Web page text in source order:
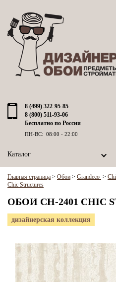
8 (499) 322-95-85
8 (800) 511-93-06
Бесплатно по России
ПН-ВС: 08:00 - 22:00
Каталог
Главная страница > Обои > Grandeco >
Chic Structures
ОБОИ CH-2401 CHIC
дизайнерская коллекция